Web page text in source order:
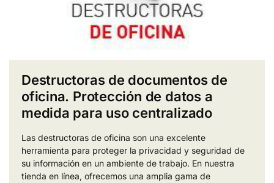
Destructoras de documentos de
oficina. Protección de datos a
medida para uso centralizado
Las destructoras de oficina son una excelente
herramienta para proteger la privacidad y seguridad de
su información en un ambiente de trabajo. En nuestra
tienda en línea, ofrecemos una amplia gama de